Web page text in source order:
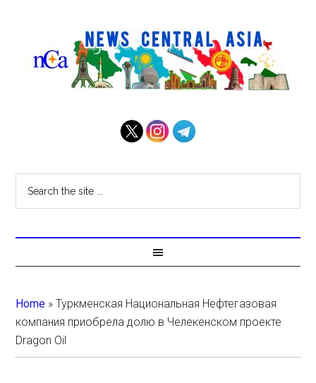
Home »Туркменская Национальная Нефтегазовая
компания приобрела долю в Челекенском проекте
Dragon Oil